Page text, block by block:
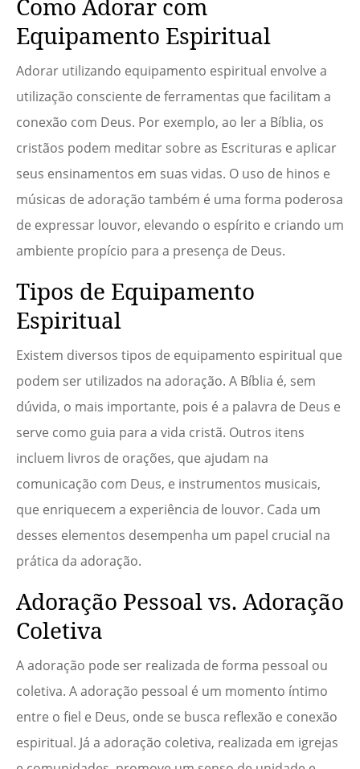
Como Adorar com
Equipamento Espiritual
Adorar utilizando equipamento espiritual envolve a
utilização consciente de ferramentas que facilitam a
conexão com Deus. Por exemplo, ao ler a Bíblia, os
cristãos podem meditar sobre as Escrituras e aplicar
seus ensinamentos em suas vidas. O uso de hinos e
músicas de adoração também é uma forma poderosa
de expressar louvor, elevando o espírito e criando um
ambiente propício para a presença de Deus.
Tipos de Equipamento
Espiritual
Existem diversos tipos de equipamento espiritual que
podem ser utilizados na adoração. A Bíblia é, sem
dúvida, o mais importante, pois é a palavra de Deus e
serve como guia para a vida cristã. Outros itens
incluem livros de orações, que ajudam na
comunicação com Deus, e instrumentos musicais,
que enriquecem a experiência de louvor. Cada um
desses elementos desempenha um papel crucial na
prática da adoração.
Adoração Pessoal vs. Adoração
Coletiva
A adoração pode ser realizada de forma pessoal ou
coletiva. A adoração pessoal é um momento íntimo
entre o fiel e Deus, onde se busca reflexão e conexão
espiritual. Já a adoração coletiva, realizada em igrejas